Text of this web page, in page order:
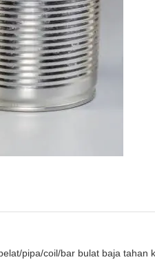
pipa/coil/bar bulat baja tahan